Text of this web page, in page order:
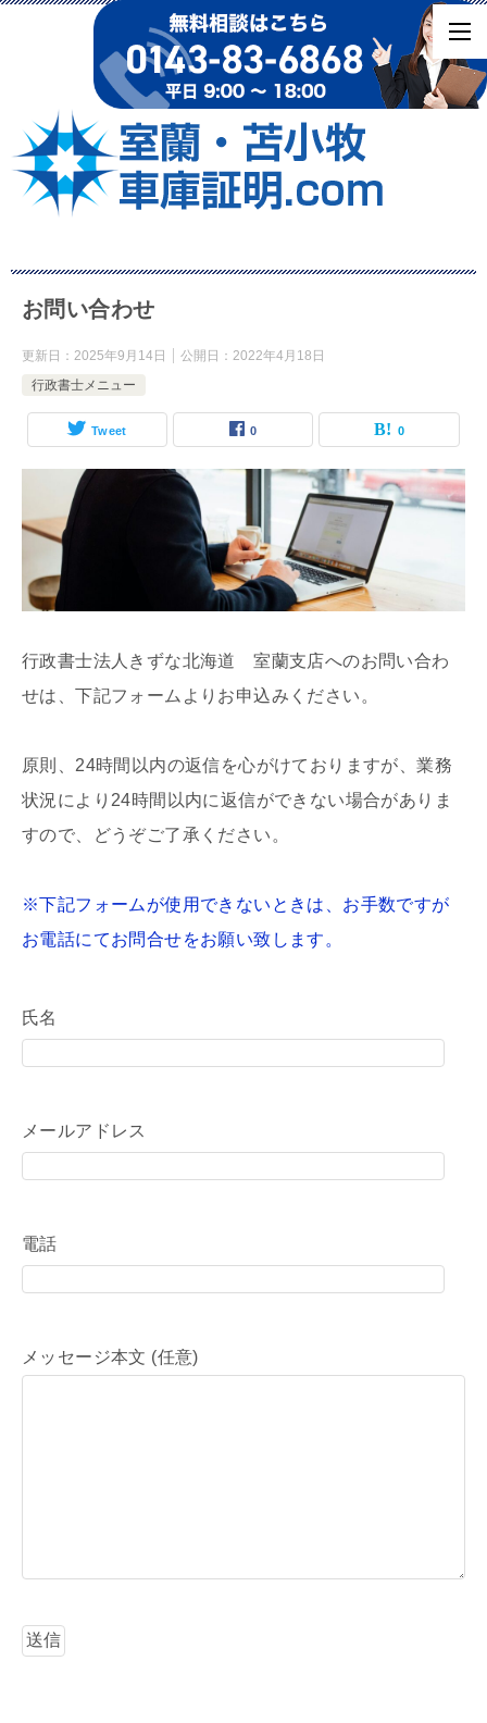
お問い合わせ
更新日： 2025年9月14日 公開日： 2022年4月18日
行政書士メニュー
Tweet 0 0
行政書士法人きずな北海道 室蘭支店へのお問い合わ
せは、下記フォームよりお申込みください。
原則、24時間以内の返信を心がけておりますが、業務
状況により24時間以内に返信ができない場合がありま
すので、どうぞご了承ください。
※下記フォームが使用できないときは、お手数ですが
お電話にてお問合せをお願い致します。
氏名
メールアドレス
電話
メッセージ本文 (任意)